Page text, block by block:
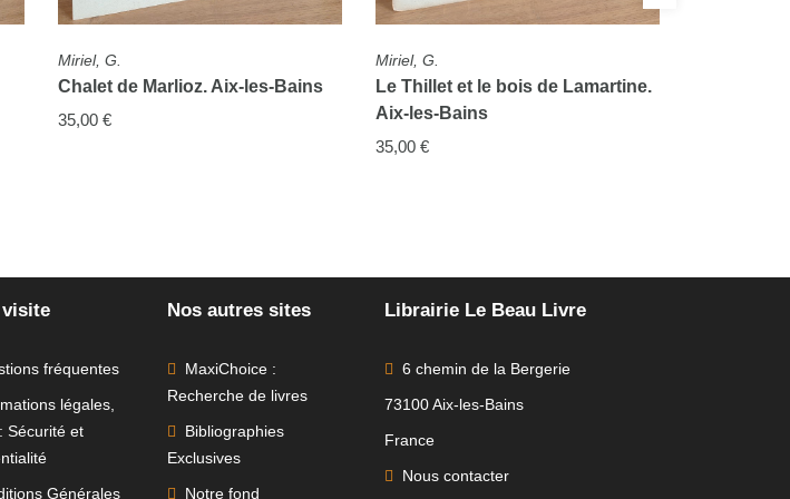
FICHE COMPLÈTE
Miriel, G.
Le Thillet et le bois de Lamartine.
Aix-les-Bains
FICHE COMPLÈTE
Miriel, G.
Ferme sur la montagne de
Mouxy. Aix-les-Bains
35,00 €
fréquentes
légales,
Sécurité et
Générales
Nos autres sites
MaxiChoice :
Recherche de livres
Bibliographies
Exclusives
Notre fond
Librairie Le Beau Livre
6 chemin de la Bergerie
73100 Aix-les-Bains
France
Nous contacter